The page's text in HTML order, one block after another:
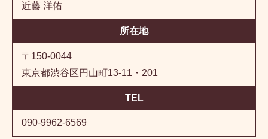
近藤 洋佑
所在地
〒150-0044
東京都渋谷区円山町13-11・201
TEL
090-9962-6569